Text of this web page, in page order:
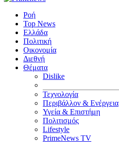
Ροή
Top News
Ελλάδα
Πολιτική
Οικονομία
Διεθνή
Θέματα
Dislike
Τεχνολογία
Περιβάλλον & Ενέργεια
Υγεία & Επιστήμη
Πολιτισμός
Lifestyle
PrimeNews TV